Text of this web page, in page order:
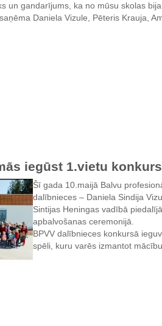
un gandarījums, ka no mūsu skolas
Daniela Vizule, Pēteris Krauja,
iegūst 1.vietu
Šī gada 10.maijā Balvu
dalībnieces – Daniela Sindija
Sintijas Heningas vadībā
apbalvošanas ceremonijā.
BPVV dalībnieces konkursā
spēli, kuru varēs izmantot